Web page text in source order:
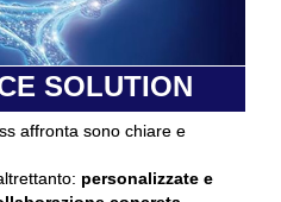
SOLUTION
affronta sono chiare e
personalizzate e